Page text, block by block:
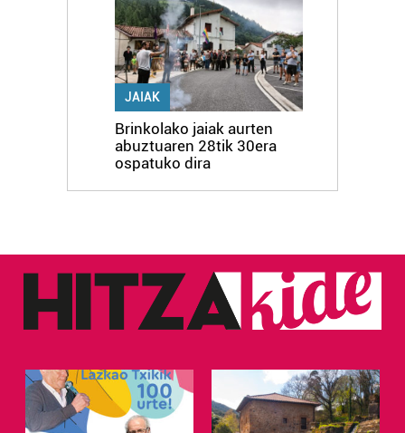
JAIAK
Brinkolako jaiak aurten
abuztuaren 28tik 30era
ospatuko dira